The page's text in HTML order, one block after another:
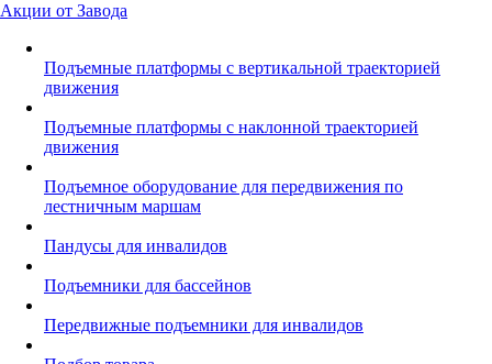
Акции от Завода
Подъемные платформы с вертикальной траекторией
движения
Подъемные платформы с наклонной траекторией
движения
Подъемное оборудование для передвижения по
лестничным маршам
Пандусы для инвалидов
Подъемники для бассейнов
Передвижные подъемники для инвалидов